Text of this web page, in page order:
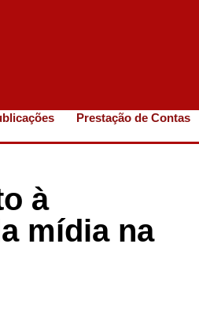
Prestação de Contas
à
mídia na